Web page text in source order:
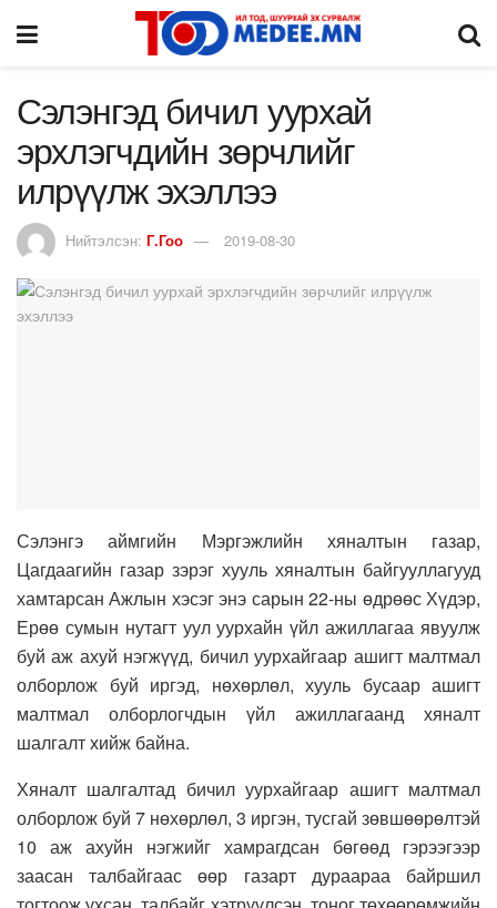
Сэлэнгэд бичил уурхай
эрхлэгчдийн зөрчлийг
илрүүлж эхэллээ
Нийтэлсэн: Г.Гоо 2019-08-30
Сэлэнгэ аймгийн Мэргэжлийн хяналтын газар,
Цагдаагийн газар зэрэг хууль хяналтын байгууллагууд
хамтарсан Ажлын хэсэг энэ сарын 22-ны өдрөөс Хүдэр,
Ерөө сумын нутагт уул уурхайн үйл ажиллагаа явуулж
буй аж ахуй нэгжүүд, бичил уурхайгаар ашигт малтмал
олборлож буй иргэд, нөхөрлөл, хууль бусаар ашигт
малтмал олборлогчдын үйл ажиллагаанд хяналт
шалгалт хийж байна.
Хяналт шалгалтад бичил уурхайгаар ашигт малтмал
олборлож буй 7 нөхөрлөл, 3 иргэн, тусгай зөвшөөрөлтэй
10 аж ахуйн нэгжийг хамрагдсан бөгөөд гэрээгээр
заасан талбайгаас өөр газарт дураараа байршил